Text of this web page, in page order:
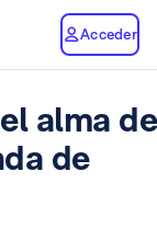
Acceder
alma de
de